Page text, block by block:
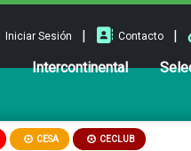
Iniciar Sesión | Contacto |
Intercontinental
CESA CECLUB